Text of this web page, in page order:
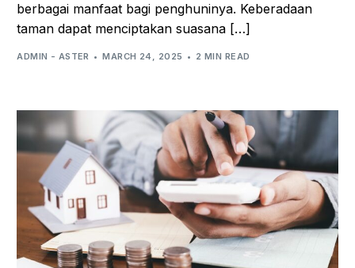
berbagai manfaat bagi penghuninya. Keberadaan
taman dapat menciptakan suasana […]
ADMIN - ASTER MARCH 24, 2025 2 MIN READ